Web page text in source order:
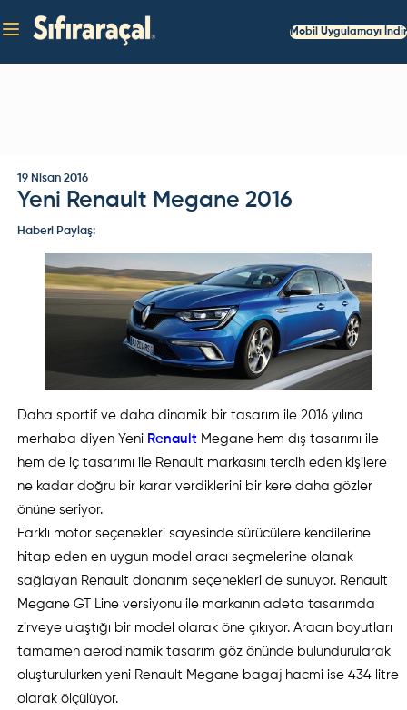
Mobil Uygulamayı İndir
19 Nisan 2016
Yeni Renault Megane 2016
Haberi Paylaş:
Daha sportif ve daha dinamik bir tasarım ile 2016 yılına
merhaba diyen Yeni Renault Megane hem dış tasarımı ile
hem de iç tasarımı ile Renault markasını tercih eden kişilere
ne kadar doğru bir karar verdiklerini bir kere daha gözler
önüne seriyor.
Farklı motor seçenekleri sayesinde sürücülere kendilerine
hitap eden en uygun model aracı seçmelerine olanak
sağlayan Renault donanım seçenekleri de sunuyor. Renault
Megane GT Line versiyonu ile markanın adeta tasarımda
zirveye ulaştığı bir model olarak öne çıkıyor. Aracın boyutları
tamamen aerodinamik tasarım göz önünde bulundurularak
oluşturulurken yeni Renault Megane bagaj hacmi ise 434 litre
olarak ölçülüyor.